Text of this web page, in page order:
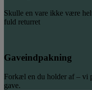
Skulle en vare ikke være
fuld returret
Gaveindpakning
Forkæl en du holder af – vi
gave.